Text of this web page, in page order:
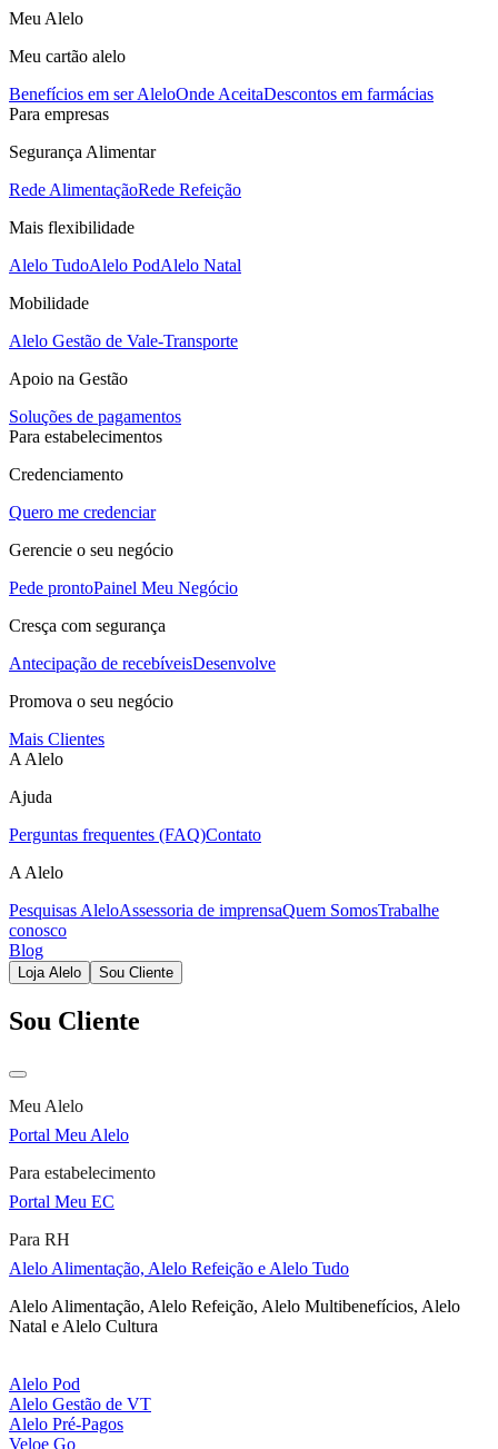
Meu Alelo
Meu cartão alelo
Benefícios em ser AleloOnde AceitaDescontos em farmácias
Para empresas
Segurança Alimentar
Rede AlimentaçãoRede Refeição
Mais flexibilidade
Alelo TudoAlelo PodAlelo Natal
Mobilidade
Alelo Gestão de Vale-Transporte
Apoio na Gestão
Soluções de pagamentos
Para estabelecimentos
Credenciamento
Quero me credenciar
Gerencie o seu negócio
Pede prontoPainel Meu Negócio
Cresça com segurança
Antecipação de recebíveisDesenvolve
Promova o seu negócio
Mais Clientes
A Alelo
Ajuda
Perguntas frequentes (FAQ)Contato
A Alelo
Pesquisas AleloAssessoria de imprensaQuem SomosTrabalhe
conosco
Blog
Loja Alelo Sou Cliente
Sou Cliente
Meu Alelo
Portal Meu Alelo
Para estabelecimento
Portal Meu EC
Para RH
Alelo Alimentação, Alelo Refeição e Alelo Tudo
Alelo Alimentação, Alelo Refeição, Alelo Multibenefícios, Alelo
Natal e Alelo Cultura
Alelo Pod
Alelo Gestão de VT
Alelo Pré-Pagos
Veloe Go